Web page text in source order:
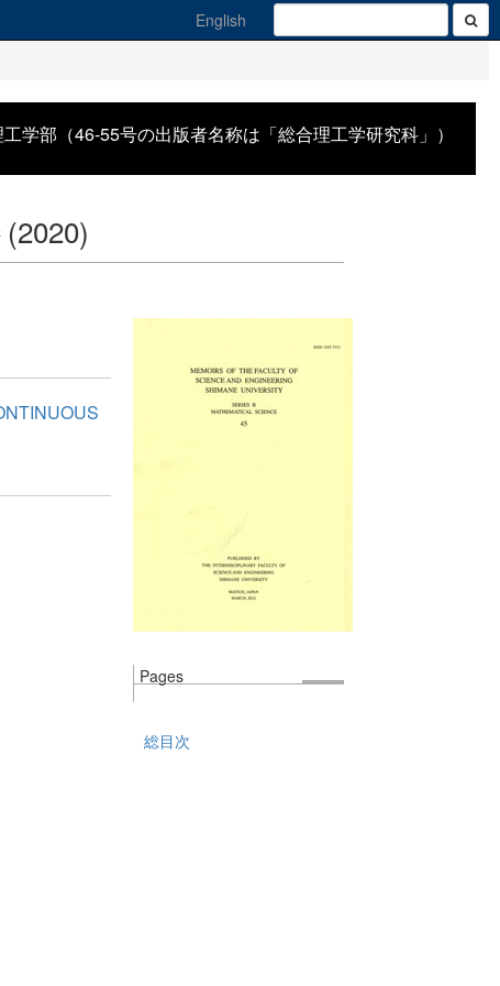
English
学部（46-55号の出版者名称は「総合理工学研究科」）
(2020)
Pages
総目次